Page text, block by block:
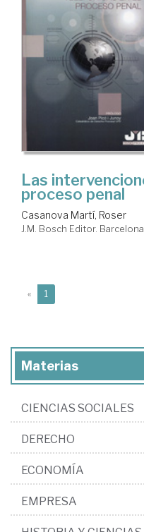
Las
proceso penal
Casanova Martí, Roser
J.M. Bosch Editor.
« 1
Materias
CIENCIAS SOCIALES
DERECHO
ECONOMÍA
EMPRESA